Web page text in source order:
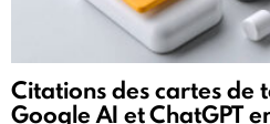
Citations des cartes de
Google AI et ChatGPT